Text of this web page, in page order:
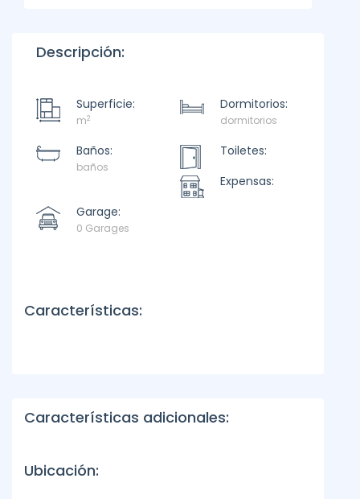
Descripción:
Superficie:
m2
Dormitorios:
dormitorios
Baños:
baños
Toiletes:
Expensas:
Garage:
0 Garages
Características:
Características adicionales:
Ubicación: